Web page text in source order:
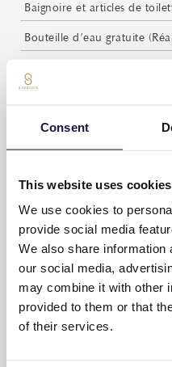
Consent
This website uses cookies
We use cookies to
provide social media
We also share information
our social media,
may combine it with other
provided to them or that
of their services.
Baignoire et articles de
Bouteille d’eau gratuite
Café et thé gratuits
Balcon privatif avec mobilier
Balance
Bureau
Chambres non-fumeur